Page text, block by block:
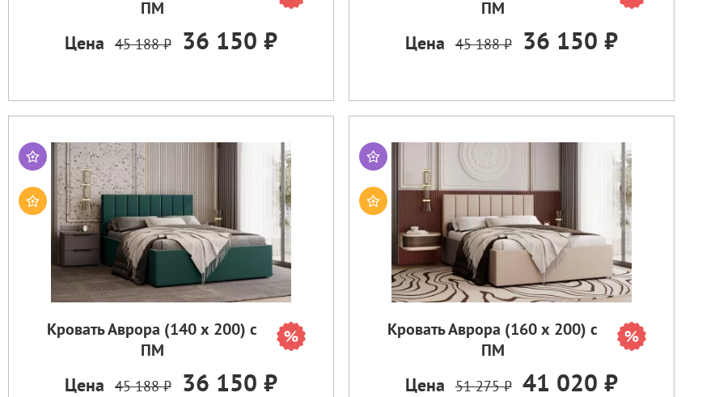
ПМ
Цена 45 188 ₽ 36 150 ₽
ПМ
Цена 45 188 ₽ 36 150 ₽
Кровать Аврора (140 х 200) с
ПМ
Цена 45 188 ₽ 36 150 ₽
Кровать Аврора (160 х 200) с
ПМ
Цена 51 275 ₽ 41 020 ₽